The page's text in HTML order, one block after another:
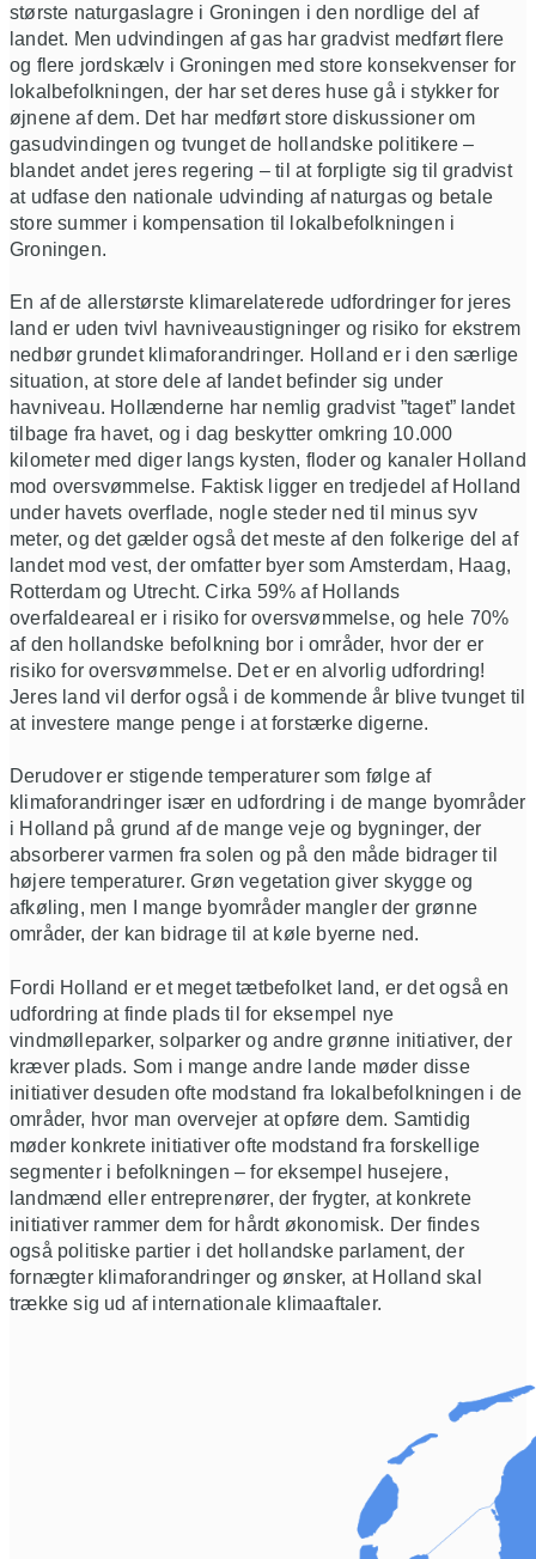
største naturgaslagre i Groningen i den nordlige del af
landet. Men udvindingen af gas har gradvist medført flere
og flere jordskælv i Groningen med store konsekvenser for
lokalbefolkningen, der har set deres huse gå i stykker for
øjnene af dem. Det har medført store diskussioner om
gasudvindingen og tvunget de hollandske politikere –
blandet andet jeres regering – til at forpligte sig til gradvist
at udfase den nationale udvinding af naturgas og betale
store summer i kompensation til lokalbefolkningen i
Groningen.
En af de allerstørste klimarelaterede udfordringer for jeres
land er uden tvivl havniveaustigninger og risiko for ekstrem
nedbør grundet klimaforandringer. Holland er i den særlige
situation, at store dele af landet befinder sig under
havniveau. Hollænderne har nemlig gradvist ”taget” landet
tilbage fra havet, og i dag beskytter omkring 10.000
kilometer med diger langs kysten, floder og kanaler Holland
mod oversvømmelse. Faktisk ligger en tredjedel af Holland
under havets overflade, nogle steder ned til minus syv
meter, og det gælder også det meste af den folkerige del af
landet mod vest, der omfatter byer som Amsterdam, Haag,
Rotterdam og Utrecht. Cirka 59% af Hollands
overfaldeareal er i risiko for oversvømmelse, og hele 70%
af den hollandske befolkning bor i områder, hvor der er
risiko for oversvømmelse. Det er en alvorlig udfordring!
Jeres land vil derfor også i de kommende år blive tvunget til
at investere mange penge i at forstærke digerne.
Derudover er stigende temperaturer som følge af
klimaforandringer især en udfordring i de mange byområder
i Holland på grund af de mange veje og bygninger, der
absorberer varmen fra solen og på den måde bidrager til
højere temperaturer. Grøn vegetation giver skygge og
afkøling, men I mange byområder mangler der grønne
områder, der kan bidrage til at køle byerne ned.
Fordi Holland er et meget tætbefolket land, er det også en
udfordring at finde plads til for eksempel nye
vindmølleparker, solparker og andre grønne initiativer, der
kræver plads. Som i mange andre lande møder disse
initiativer desuden ofte modstand fra lokalbefolkningen i de
områder, hvor man overvejer at opføre dem. Samtidig
møder konkrete initiativer ofte modstand fra forskellige
segmenter i befolkningen – for eksempel husejere,
landmænd eller entreprenører, der frygter, at konkrete
initiativer rammer dem for hårdt økonomisk. Der findes
også politiske partier i det hollandske parlament, der
fornægter klimaforandringer og ønsker, at Holland skal
trække sig ud af internationale klimaaftaler.